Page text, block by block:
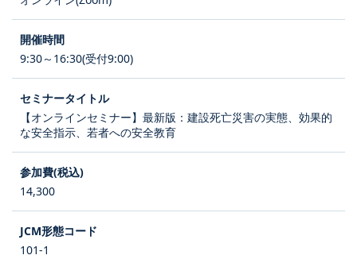
9:30～16:30(受付9:00)
【オンラインセミナー】最新版：建設死亡災害の実態、効果的
な安全指示、若者への安全教育
14,300
101-1